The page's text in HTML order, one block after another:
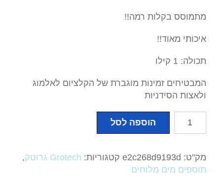
מתמוסס בקלות רמה!!
איכותי מאוד!!
תכולה: 1 קילו
המבטיחים זמינות מוגברת של הקלציום לאלמוג
ולאצות הסידניות
כמות
פרו
אינסטנט
הוספה לסל
מק"ט: e2c268d9193d קטגוריות: Grotech גרוטק
,
תוספים מים מלוחים